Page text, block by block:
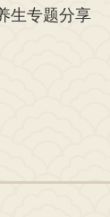
生专题分享